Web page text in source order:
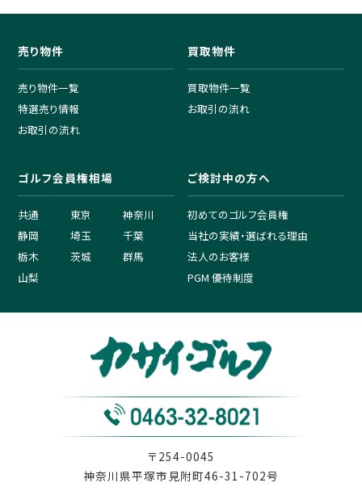
売り物件
売り物件一覧
特選売り情報
お取引の流れ
買取物件
買取物件一覧
お取引の流れ
ゴルフ会員権相場
共通 東京
神奈川
静岡
埼玉
千葉
栃木
茨城
群馬
山梨
ご検討中の方へ
初めてのゴルフ会員権
当社の実績・選ばれる理由
法人のお客様
PGM 優待制度
〒254-0045
神奈川県平塚市見附町46-31-702号